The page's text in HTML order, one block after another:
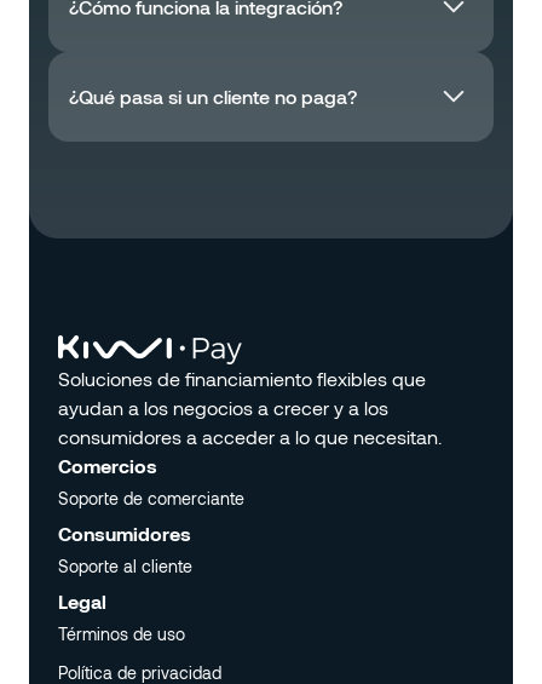
¿Cómo funciona la integración?
¿Qué pasa si un cliente no paga?
Soluciones de financiamiento flexibles que
ayudan a los negocios a crecer y a los
consumidores a acceder a lo que necesitan.
Comercios
Soporte de comerciante
Soporte de comerciante
Consumidores
Soporte al cliente
Soporte al cliente
Legal
Términos de uso
Política de privacidad